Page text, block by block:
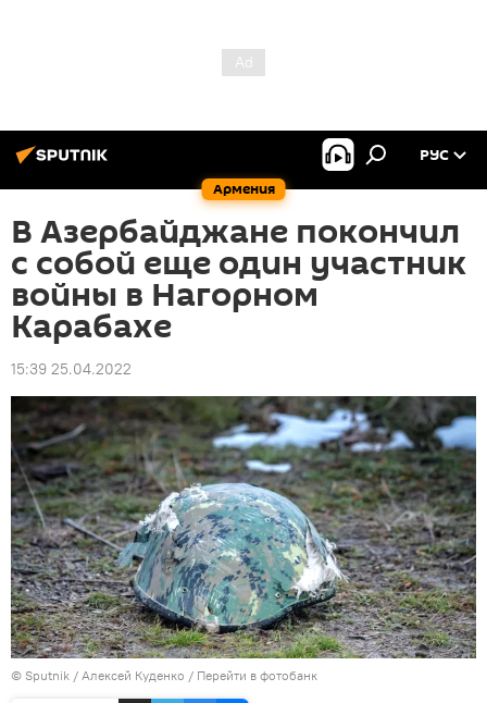
Армения
РУС
В Азербайджане покончил
с собой еще один участник
войны в Нагорном
Карабахе
15:39 25.04.2022
© Sputnik / Алексей Куденко / Перейти в фотобанк